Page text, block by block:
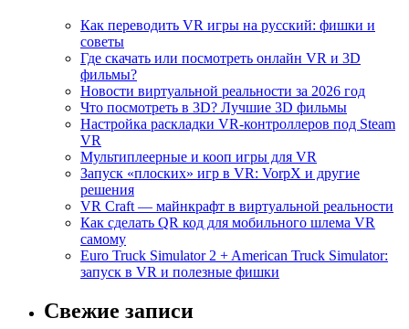
Как переводить VR игры на русский: фишки и
советы
Где скачать или посмотреть онлайн VR и 3D
фильмы?
Новости виртуальной реальности за 2026 год
Что посмотреть в 3D? Лучшие 3D фильмы
Настройка раскладки VR-контроллеров под Steam
VR
Мультиплеерные и кооп игры для VR
Запуск «плоских» игр в VR: VorpX и другие
решения
VR Craft — майнкрафт в виртуальной реальности
Как сделать QR код для мобильного шлема VR
самому
Euro Truck Simulator 2 + American Truck Simulator:
запуск в VR и полезные фишки
Свежие записи